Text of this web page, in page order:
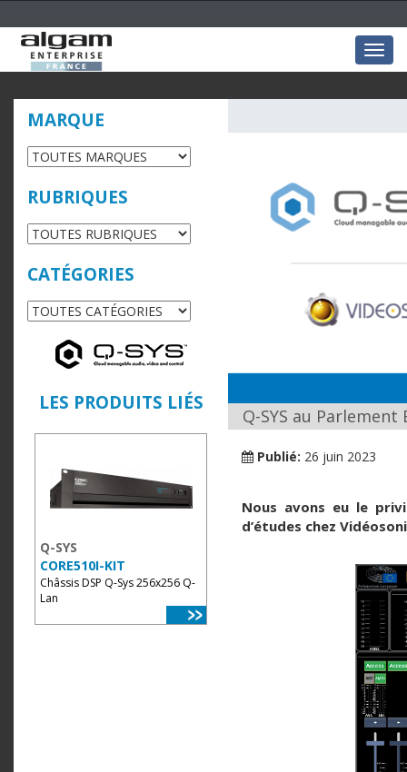
MARQUE
RUBRIQUES
CATÉGORIES
LES PRODUITS LIÉS
Q-SYS
CORE510I-KIT
Châssis DSP Q-Sys 256x256 Q-
Lan
Q-SYS au
Publié: 26 juin 2023
Nous avons eu le
d’études chez